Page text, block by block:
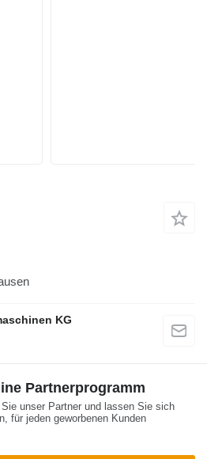
KG
Partnerprogramm
Sie unser Partner und lassen Sie sich
für jeden geworbenen Kunden